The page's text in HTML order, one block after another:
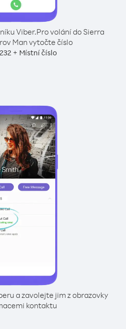
Viber.Pro volání do Sierra
Man vytočte číslo
232 + Místní číslo
a zavolejte jim z obrazovky
kontaktu